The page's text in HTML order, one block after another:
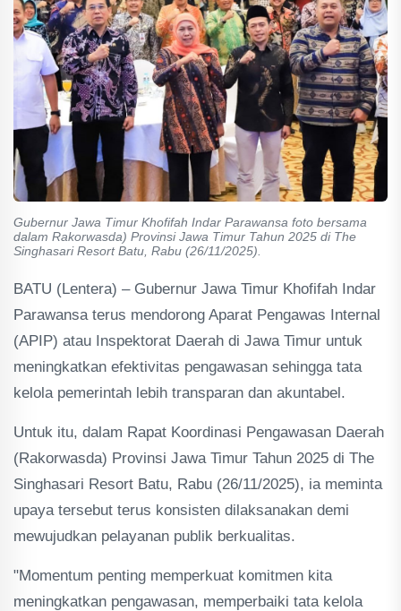
Gubernur Jawa Timur Khofifah Indar Parawansa foto bersama
dalam Rakorwasda) Provinsi Jawa Timur Tahun 2025 di The
Singhasari Resort Batu, Rabu (26/11/2025).
BATU (Lentera) – Gubernur Jawa Timur Khofifah Indar
Parawansa terus mendorong Aparat Pengawas Internal
(APIP) atau Inspektorat Daerah di Jawa Timur untuk
meningkatkan efektivitas pengawasan sehingga tata
kelola pemerintah lebih transparan dan akuntabel.
Untuk itu, dalam Rapat Koordinasi Pengawasan Daerah
(Rakorwasda) Provinsi Jawa Timur Tahun 2025 di The
Singhasari Resort Batu, Rabu (26/11/2025), ia meminta
upaya tersebut terus konsisten dilaksanakan demi
mewujudkan pelayanan publik berkualitas.
"Momentum penting memperkuat komitmen kita
meningkatkan pengawasan, memperbaiki tata kelola